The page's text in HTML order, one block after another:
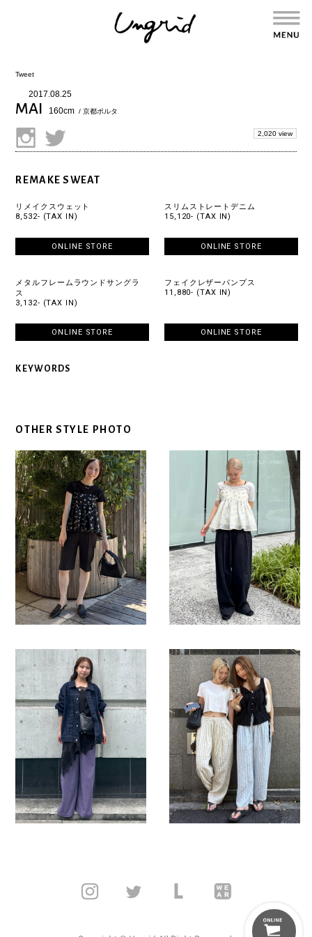
Tweet
2017.08.25
MAI 160cm / 京都ポルタ
2,020 view
REMAKE SWEAT
リメイクスウェット
8,532- (TAX IN)
ONLINE STORE
スリムストレートデニム
15,120- (TAX IN)
ONLINE STORE
メタルフレームラウンドサングラ
ス
3,132- (TAX IN)
ONLINE STORE
フェイクレザーパンプス
11,880- (TAX IN)
ONLINE STORE
KEYWORDS
OTHER STYLE PHOTO